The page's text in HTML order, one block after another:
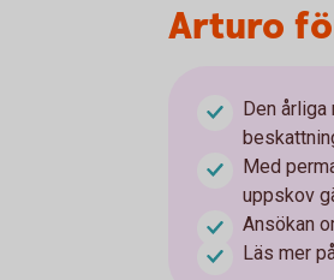
Arturo
Den
Med
uppskov
Ansökan
Läs mer